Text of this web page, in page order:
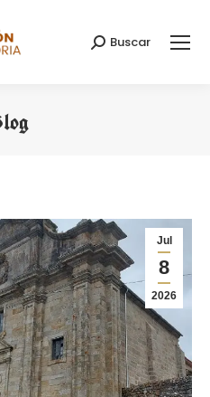
Buscar:
Buscar
Jul
8
2026